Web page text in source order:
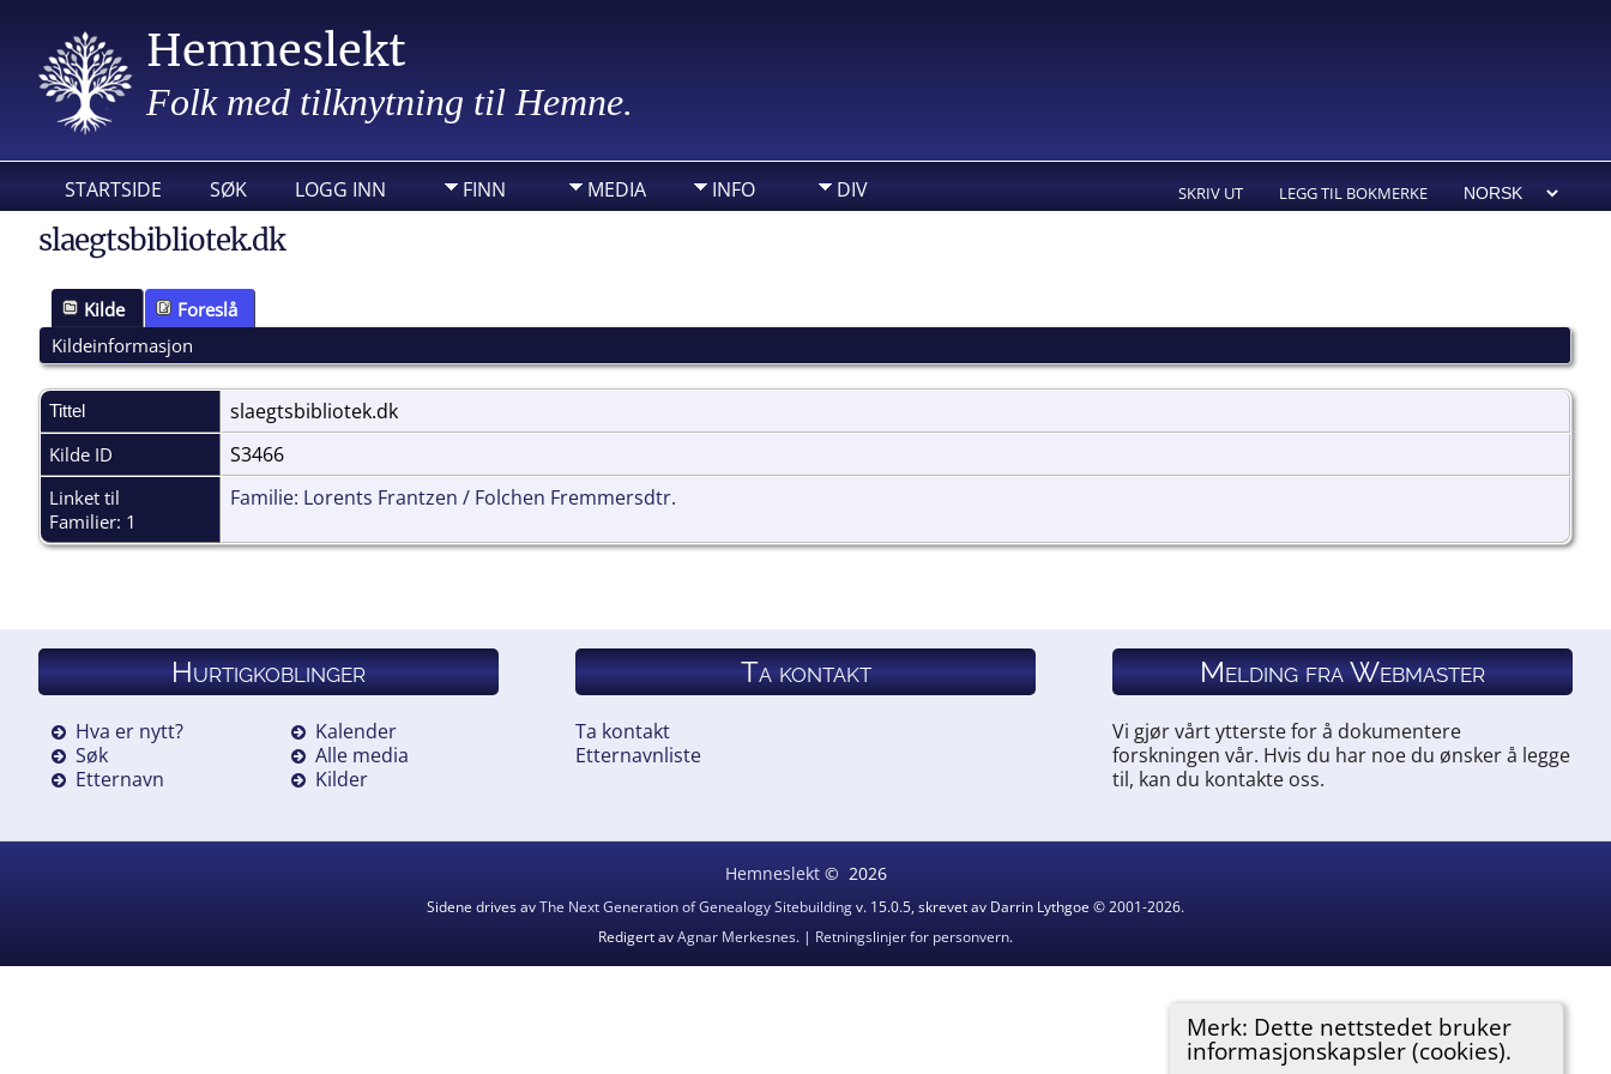
Hemneslekt
Folk med tilknytning til Hemne.
STARTSIDE SØK LOGG INN FINN MEDIA INFO DIV SKRIV UT LEGG TIL BOKMERKE
Merk: Dette nettstedet bruker
informasjonskapsler (cookies).
slaegtsbibliotek.dk
Kilde
Foreslå
Kildeinformasjon
Tittel slaegtsbibliotek.dk
Kilde ID S3466
Linket til
Familier: 1
Familie: Lorents Frantzen / Folchen Fremmersdtr.
Hurtigkoblinger
Hva er nytt?
Søk
Etternavn
Kalender
Alle media
Kilder
Ta kontakt
Ta kontakt
Etternavnliste
Melding fra Webmaster
Vi gjør vårt ytterste for å dokumentere
forskningen vår. Hvis du har noe du ønsker å legge
til, kan du kontakte oss.
Hemneslekt© 2026
Sidene drives avThe Next Generation of Genealogy Sitebuildingv. 15.0.5, skrevet av Darrin Lythgoe © 2001-2026.
Redigert avAgnar Merkesnes. | Retningslinjer for personvern.